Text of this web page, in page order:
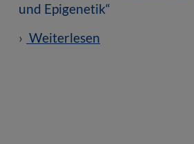
und Epigenetik“
Weiterlesen